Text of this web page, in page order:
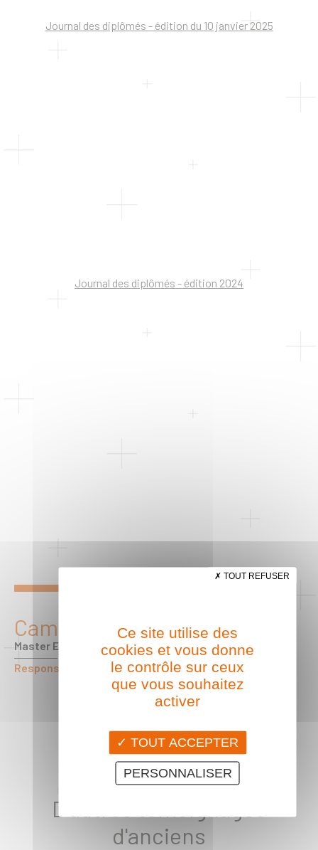
Journal des diplômés - édition du 10 janvier 2025
Journal des diplômés - édition 2024
Camille G.
Master ERIU
Responsable HSE - Promo 2024
D'autres témoignages
d'anciens
Ce site utilise des
cookies et vous donne
le contrôle sur ceux
que vous souhaitez
activer
TOUT ACCEPTER
TOUT REFUSER
PERSONNALISER